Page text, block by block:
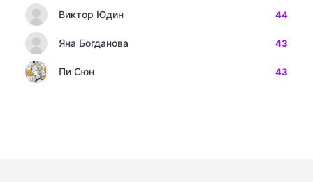
Виктор Юдин 44
Яна Богданова 43
Пи Сюн 43